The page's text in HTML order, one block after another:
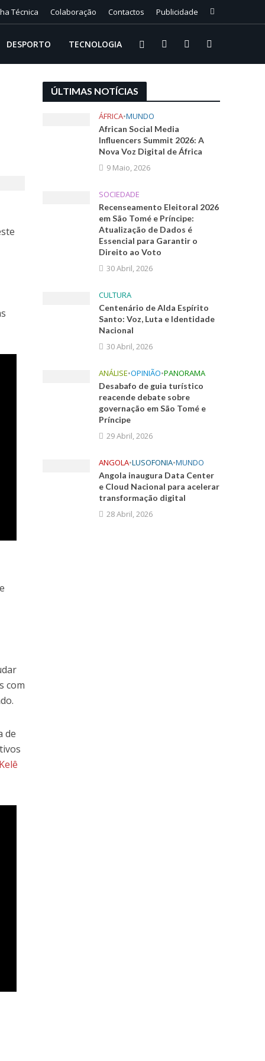
Técnica Colaboração Contactos Publicidade
DESPORTO TECNOLOGIA
com
de
Kelê
ÚLTIMAS NOTÍCIAS
ÁFRICA•MUNDO
African Social Media
Influencers Summit 2026: A
Nova Voz Digital de África
9 Maio, 2026
SOCIEDADE
Recenseamento Eleitoral 2026
em São Tomé e Príncipe:
Atualização de Dados é
Essencial para Garantir o
Direito ao Voto
30 Abril, 2026
CULTURA
Centenário de Alda Espírito
Santo: Voz, Luta e Identidade
Nacional
30 Abril, 2026
ANÁLISE•OPINIÃO•PANORAMA
Desabafo de guia turístico
reacende debate sobre
governação em São Tomé e
Príncipe
29 Abril, 2026
ANGOLA•LUSOFONIA•MUNDO
Angola inaugura Data Center
e Cloud Nacional para acelerar
transformação digital
28 Abril, 2026